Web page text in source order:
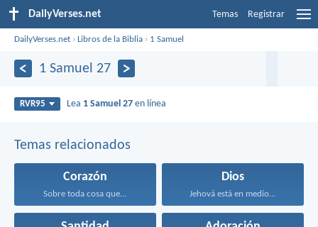
DailyVerses.net Temas Registrar
DailyVerses.net ›Libros de la Biblia › 1 Samuel
1 Samuel 27
RVR95 Lea 1 Samuel 27 en línea
Temas relacionados
Corazón
Sobre toda cosa que...
Dios
Jehová está en medio...